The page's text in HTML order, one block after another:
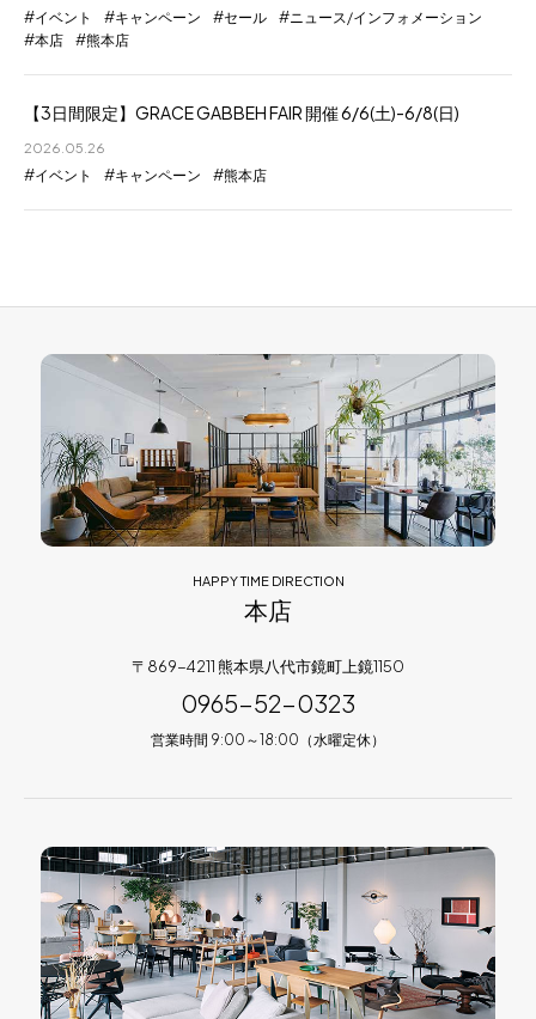
イベント キャンペーン セール
ニュース/インフォメーション
本店
熊本店
【3日間限定】GRACE GABBEH FAIR 開催 6/6(土)-6/8(日)
2026.05.26
イベント キャンペーン 熊本店
HAPPY TIME DIRECTION
本店
〒869-4211 熊本県八代市鏡町上鏡1150
0965-52-0323
営業時間 9:00～18:00（水曜定休）